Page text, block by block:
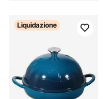
Liquidazione